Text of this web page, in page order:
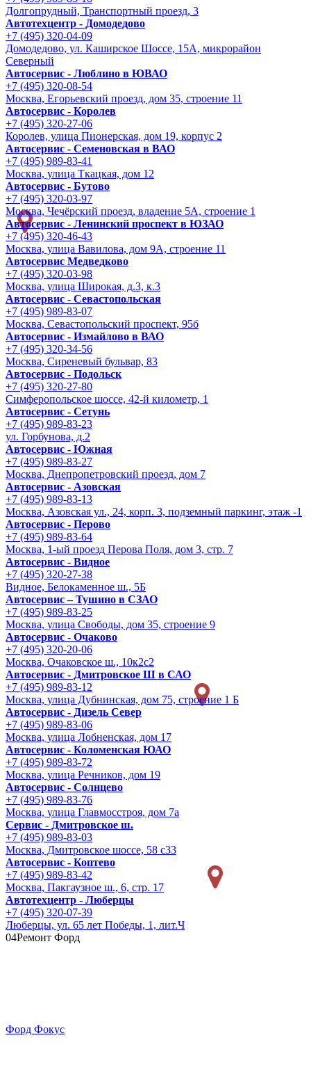
Долгопрудный, Транспортный проезд, 3
Автотехцентр - Домодедово
+7 (495) 320-04-09
Домодедово, ул. Каширское Шоссе, 15А, микрорайон
Северный
Автосервис - Люблино в ЮВАО
+7 (495) 320-08-54
Москва, Егорьевский проезд, дом 35, строение 11
Автосервис - Королев
+7 (495) 320-27-06
Королев, улица Пионерская, дом 19, корпус 2
Автосервис - Семеновская в ВАО
+7 (495) 989-83-41
Москва, улица Ткацкая, дом 12
Автосервис - Бутово
+7 (495) 320-03-97
Москва, Чечёрский проезд, владение 5А, строение 1
Автосервис - Ленинский проспект в ЮЗАО
+7 (495) 320-46-43
Москва, улица Вавилова, дом 9A, строение 11
Автосервис Медведково
+7 (495) 320-03-98
Москва, улица Широкая, д.3, к.3
Автосервис - Cевастопольская
+7 (495) 989-83-07
Москва, Севастопольский проспект, 95б
Автосервис - Измайлово в ВАО
+7 (495) 320-34-56
Москва, Сиреневый бульвар, 83
Автосервис - Подольск
+7 (495) 320-27-80
Симферопольское шоссе, 42-й километр, 1
Автосервис - Сетунь
+7 (495) 989-83-23
ул. Горбунова, д.2
Автосервис - Южная
+7 (495) 989-83-27
Москва, Днепропетровский проезд, дом 7
Автосервис - Азовская
+7 (495) 989-83-13
Москва, Азовская ул., 24, корп. 3, подземный паркинг, этаж -1
Автосервис - Перово
+7 (495) 989-83-64
Москва, 1-ый проезд Перова Поля, дом 3, стр. 7
Автосервис - Видное
+7 (495) 320-27-38
Видное, Белокаменное ш., 5Б
Автосервис – Тушино в СЗАО
+7 (495) 989-83-25
Москва, улица Свободы, дом 35, строение 9
Автосервис - Очаково
+7 (495) 320-20-06
Москва, Очаковское ш., 10к2с2
Автосервис - Дмитровское Ш в САО
+7 (495) 989-83-12
Москва, улица Дубнинская, дом 75, строение 1 Б
Автосервис - Дизель Север
+7 (495) 989-83-06
Москва, улица Лобненская, дом 17
Автосервис - Коломенская ЮАО
+7 (495) 989-83-72
Москва, улица Речников, дом 19
Автосервис - Солнцево
+7 (495) 989-83-76
Москва, улица Главмосстроя, дом 7а
Сервис - Дмитровское ш.
+7 (495) 989-83-03
Москва, Дмитровское шоссе, 58 с33
Автосервис - Коптево
+7 (495) 989-83-42
Москва, Пакгаузное ш., 6, стр. 17
Автотехцентр - Люберцы
+7 (495) 320-07-39
Люберцы, ул. 65 лет Победы, 1, лит.Ч
04Ремонт Форд
Форд Фокус